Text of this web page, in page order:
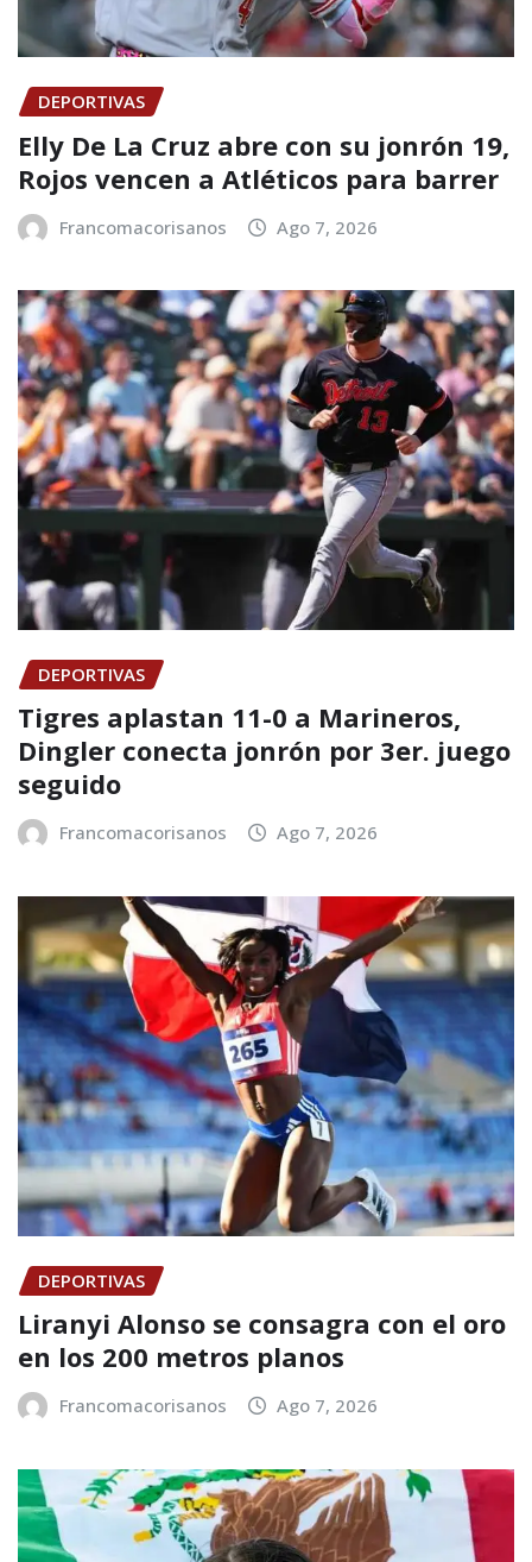
DEPORTIVAS
Elly De La Cruz abre con su jonrón 19,
Rojos vencen a Atléticos para barrer
Francomacorisanos Ago 7, 2026
DEPORTIVAS
Tigres aplastan 11-0 a Marineros,
Dingler conecta jonrón por 3er. juego
seguido
Francomacorisanos Ago 7, 2026
DEPORTIVAS
Liranyi Alonso se consagra con el oro
en los 200 metros planos
Francomacorisanos Ago 7, 2026